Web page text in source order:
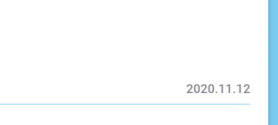
2020.11.12